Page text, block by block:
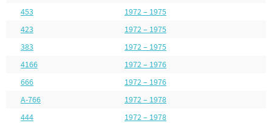
453
1972 – 1975
423
1972 – 1975
383
1972 – 1975
4166
1972 – 1976
666
1972 – 1976
A-766
1972 – 1978
444
1972 – 1978